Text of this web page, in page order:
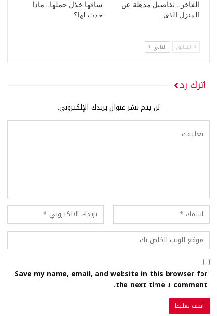
الفاخر.. تفاصيل مذهلة عن
المنزل الذي…
ساقها خلال حملها.. ماذا
حدث لها؟
السابق التالي
اترك رد
لن يتم نشر عنوان بريدك الإلكتروني.
Save my name, email, and website in this browser for
the next time I comment.